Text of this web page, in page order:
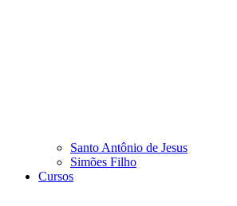
Santo Antônio de Jesus
Simões Filho
Cursos